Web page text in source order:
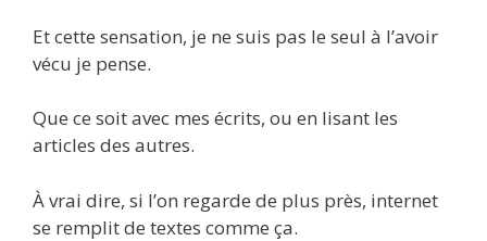
Et cette sensation, je ne suis pas le seul à l’avoir
vécu je pense.
Que ce soit avec mes écrits, ou en lisant les
articles des autres.
À vrai dire, si l’on regarde de plus près, internet
se remplit de textes comme ça.